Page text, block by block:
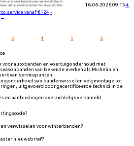
16-06-2026 09:15☀️
service vanaf €124,-
→
3 4 5 6
voor autobanden en voertuigonderhoud met
van bekende merken als Michelin en
van servicepunten
van bandenwissel en velgmontage tot
uitgevoerd door gecertificeerde technici in de
en aanbiedingen overzichtelijk verzameld
verwisselen voor winterbanden?
nieuwsbrief?